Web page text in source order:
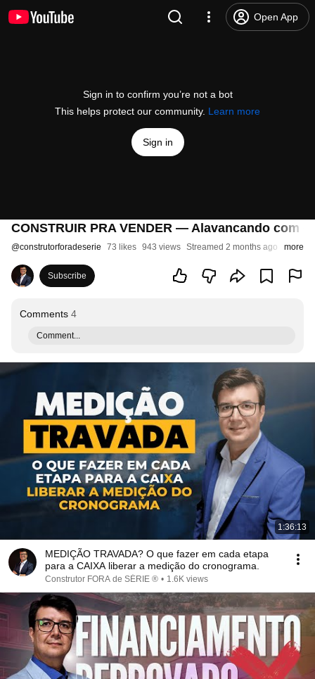
Open App
Sign in to confirm you’re not a bot
This helps protect our community. Learn more
Sign in
CONSTRUIR PRA VENDER — Alavancando com
@construtorforadeserie 73 likes 943 views Streamed 2 months ago more
Subscribe
Comments 4
Comment...
1:36:13
MEDIÇÃO TRAVADA? O que fazer em cada etapa
para a CAIXA liberar a medição do cronograma.
Construtor FORA de SÉRIE ® • 1.6K views